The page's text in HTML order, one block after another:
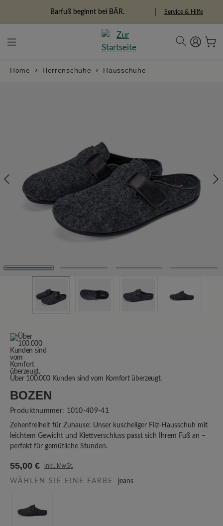
Barfuß beginnt bei BÄR. Service & Hilfe
Home Herrenschuhe Hausschuhe
Über 100.000 Kunden sind vom Komfort überzeugt.
BOZEN
Produktnummer: 1010-409-41
Zehenfreiheit für Zuhause: Unser kuscheliger Filz-Hausschuh mit
leichtem Gewicht und Klettverschluss passt sich Ihrem Fuß an –
perfekt für gemütliche Stunden.
55,00 € inkl. MwSt.
WÄHLEN SIE EINE FARBE jeans